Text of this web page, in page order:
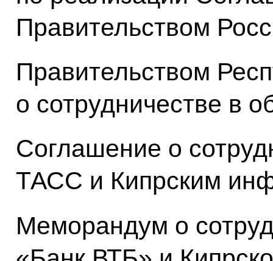
Правительством
Правительством
о сотрудничестве в
Соглашение о
ТАСС и Кипрским
Меморандум о